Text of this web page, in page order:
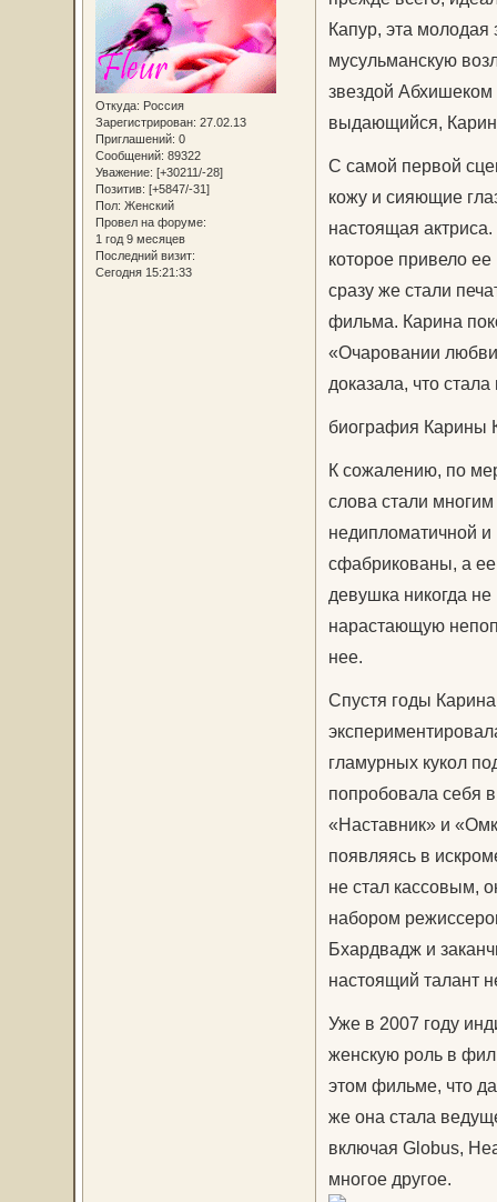
Откуда: Россия
Зарегистрирован: 27.02.13
Приглашений: 0
Сообщений: 89322
Уважение: [+30211/-28]
Позитив: [+5847/-31]
Пол: Женский
Провел на форуме:
1 год 9 месяцев
Последний визит:
Сегодня 15:21:33
Капур, эта
мусульманскую
звездой Абхишеком
выдающийся,
С самой первой
кожу и сияющие
настоящая
которое привело
сразу же стали
фильма. Карина
«Очаровании
доказала, что
биография Карины
К сожалению, по
слова стали
недипломатичной
сфабрикованы, а ее
девушка никогда
нарастающую
нее.
Спустя годы
гламурных кукол
попробовала себя
«Наcтавник» и
появляясь в
не стал кассовым,
набором
Бхардвадж и
настоящий талант
Уже в 2007 году
женскую роль в
этом фильме, что
же она стала
включая Globus,
многое другое.